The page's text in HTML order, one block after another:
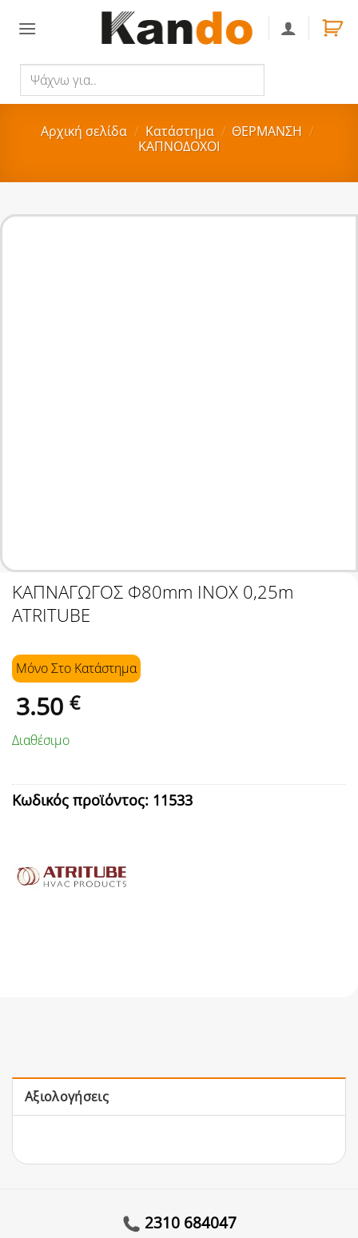
για..
Αρχική σελίδα / Κατάστημα / ΘΕΡΜΑΝΣΗ /
ΚΑΠΝΟΔΟΧΟΙ
ΚΑΠΝΑΓΩΓΟΣ Φ80mm INOX 0,25m
ATRITUBE
Μόνο Στo Κατάστημα
3.50 €
Διαθέσιμο
Κωδικός προϊόντος: 11533
Αξιολογήσεις
2310 684047